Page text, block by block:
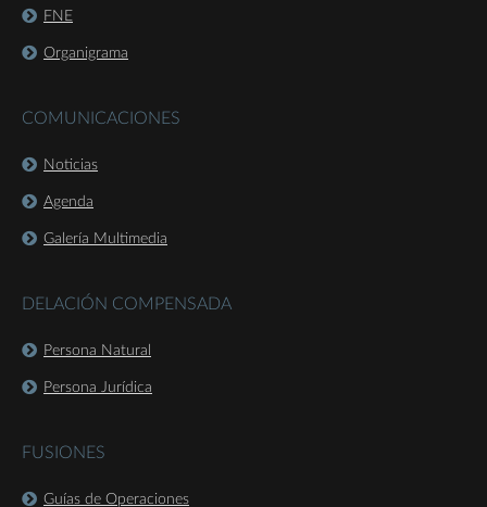
FNE
Organigrama
COMUNICACIONES
Noticias
Agenda
Galería Multimedia
DELACIÓN COMPENSADA
Persona Natural
Persona Jurídica
FUSIONES
Guías de Operaciones